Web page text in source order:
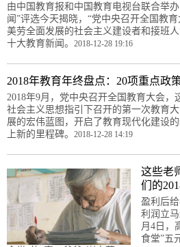
由中国教育报和中国教育电视台联合举
闻”评选今天揭晓，“党中央召开全国教
美劳全面发展的社会主义建设者和接班
十大教育新闻。 2018-12-28 19:16
2018年教育年终盘点：20项重点政
2018年9月，党中央召开全国教育大会
社会主义思想指引下召开的第一次教育
展的宏伟蓝图，开启了教育现代化建设
上新的里程碑。 2018-12-28 14:19
这些老
们的
盈利后
利润立
月4日，
食堂”五